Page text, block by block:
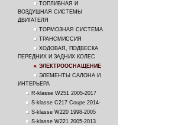
ТОПЛИВНАЯ И
ВОЗДУШНАЯ СИСТЕМЫ
ДВИГАТЕЛЯ
ТОРМОЗНАЯ СИСТЕМА
ТРАНСМИССИЯ
ХОДОВАЯ, ПОДВЕСКА
ПЕРЕДНИХ И ЗАДНИХ КОЛЕС
ЭЛЕКТРООСНАЩЕНИЕ
ЭЛЕМЕНТЫ САЛОНА И
ИНТЕРЬЕРА
R-klasse W251 2005-2017
S-klasse C217 Coupe 2014-
S-klasse W220 1998-2005
S-klasse W221 2005-2013